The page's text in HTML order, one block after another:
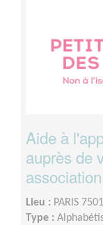
Aide à
auprès de
Lieu : PARIS
Type :